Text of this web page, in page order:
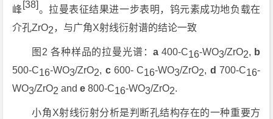
峰 [38]。拉曼表征结果进一步表明，钨元素成功地负载在
介孔ZrO2，与广角X射线衍射谱的结论一致
图2 各种样品的拉曼光谱：a 400-C16-WO3/ZrO2, b
500-C16-WO3/ZrO2, c600- C16-WO3/ZrO2, d 700-C16-
WO3/ZrO2 ande 800-C16-WO3/ZrO2.
小角X射线衍射分析是判断孔结构存在的一种重要方